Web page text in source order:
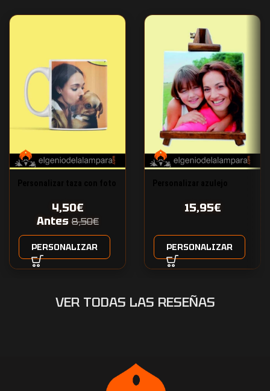
4,50€
Antes8,50€
PERSONALIZAR
15,95€
PERSONALIZAR
VER TODAS LAS RESEÑAS